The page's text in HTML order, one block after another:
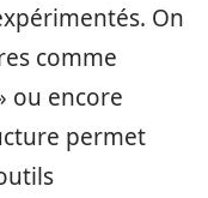
On
comme
ou encore
permet